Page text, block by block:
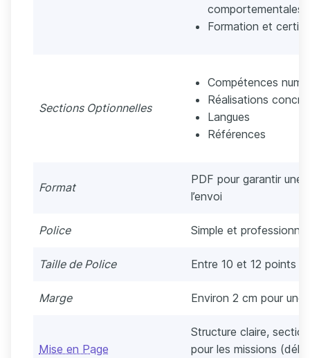
comportementales (
Formation et
Sections Optionnelles
Compétences
Réalisations
Langues
Références
Format
PDF pour garantir une
l’envoi
Police Simple et
Taille de Police Entre 10 et 12 points
Marge Environ 2 cm pour une
Mise en Page
Structure claire,
pour les missions